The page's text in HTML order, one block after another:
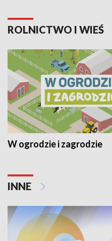
ROLNICTWO I WIEŚ
W ogrodzie i zagrodzie
INNE